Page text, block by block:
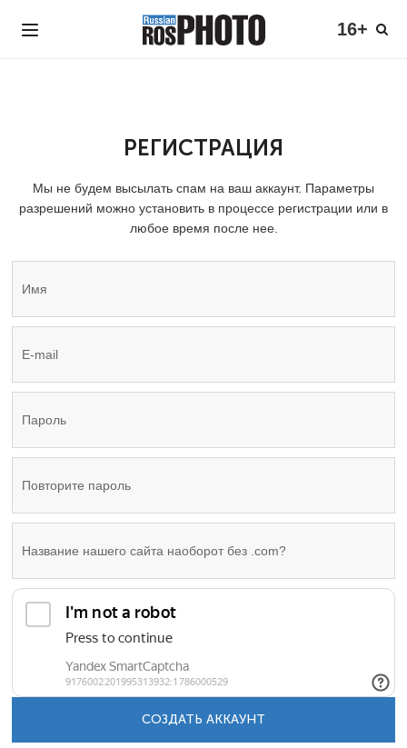
16+
РЕГИСТРАЦИЯ
Мы не будем высылать спам на ваш аккаунт. Параметры
разрешений можно установить в процессе регистрации или в
любое время после нее.
СОЗДАТЬ АККАУНТ